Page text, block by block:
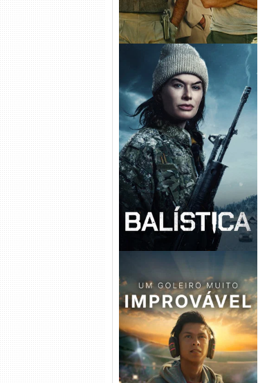
Balística Torrent (2025) WEB-
DL 1080p Dual Áudio
Um Goleiro Muito Improvável
Torrent (2026) WEB-DL 1080p
Dual Áudio